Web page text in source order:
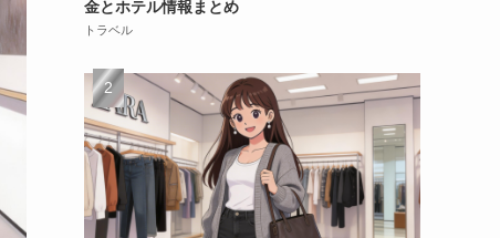
金とホテル情報まとめ
トラベル